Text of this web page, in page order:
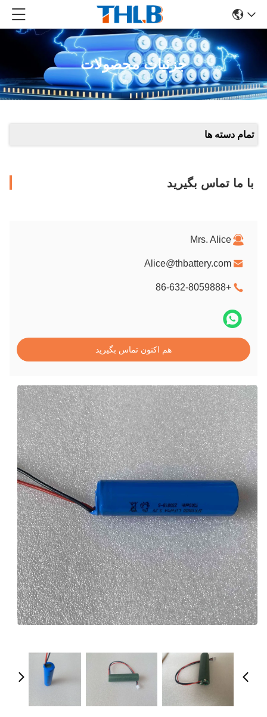
جزئیات محصولات
تمام دسته ها
با ما تماس بگیرید
Mrs. Alice
Alice@thbattery.com
+86-632-8059888
هم اکنون تماس بگیرید